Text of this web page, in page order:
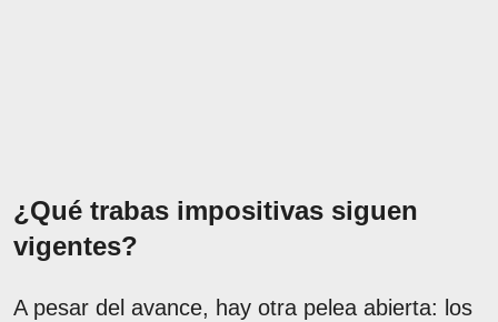
¿Qué trabas impositivas siguen
vigentes?
A pesar del avance, hay otra pelea abierta: los